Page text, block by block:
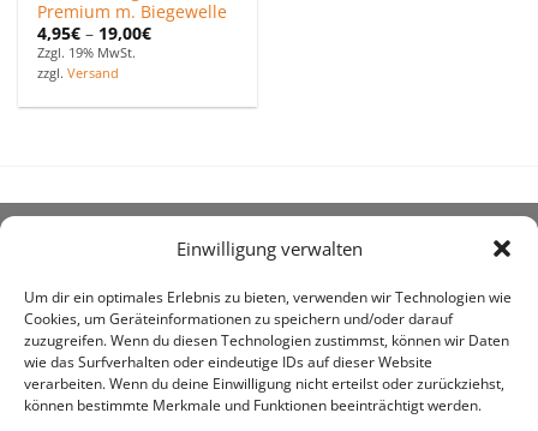
Einwilligung verwalten
Um dir ein optimales Erlebnis zu bieten, verwenden wir Technologien wie
Cookies, um Geräteinformationen zu speichern und/oder darauf
zuzugreifen. Wenn du diesen Technologien zustimmst, können wir Daten
wie das Surfverhalten oder eindeutige IDs auf dieser Website
verarbeiten. Wenn du deine Einwilligung nicht erteilst oder zurückziehst,
können bestimmte Merkmale und Funktionen beeinträchtigt werden.
Premium m. Biegewelle
4,95€ – 19,00€
Zzgl. 19% MwSt.
zzgl.Versand